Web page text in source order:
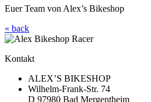
Euer Team von Alex’s Bikeshop
« back
Kontakt
ALEX’S BIKESHOP
Wilhelm-Frank-Str. 74
D 97980 Bad Mergentheim